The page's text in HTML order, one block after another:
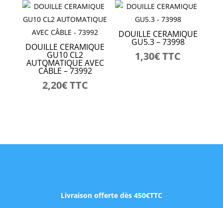
DOUILLE CERAMIQUE
GU10 CL2
AUTOMATIQUE AVEC
CÂBLE – 73992
2,20€TTC
DOUILLE CERAMIQUE
GU5.3 – 73998
1,30€TTC
Livraison offerte dès 450€TTC